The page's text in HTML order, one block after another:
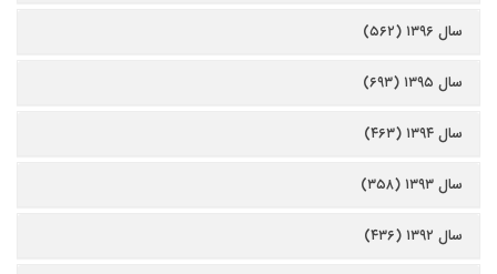
سال ۱۳۹۶ (۵۶۲)
سال ۱۳۹۵ (۶۹۳)
سال ۱۳۹۴ (۴۶۳)
سال ۱۳۹۳ (۳۵۸)
سال ۱۳۹۲ (۴۳۶)